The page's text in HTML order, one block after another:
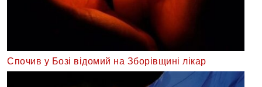
Спочив у Бозі відомий на Зборівщині лікар